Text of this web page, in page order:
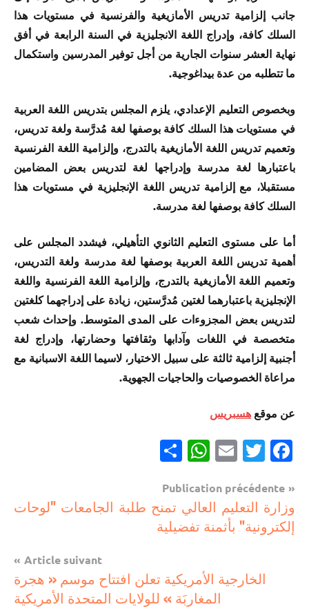
جانب إلزامية تدريس الأمازيغية والفرنسية في مستويات هذا
السلك كافة، وإدراج اللغة الانجليزية في السنة الرابعة في أفق
نهاية العشر سنوات الجارية من أجل توفير المدرسين واستكمال
ما تتطلبه من عدة بيداغوجية.
وبخصوص التعليم الإعدادي، يلزم المجلس بتدريس اللغة العربية
في مستويات هذا السلك كافة بوصفها لغة مُدرَّسة ولغة تدريس،
وتعميم تدريس اللغة الأمازيغية بالتدرج، وإلزامية اللغة الفرنسية
باعتبارها لغة مدرسة وإدراجها لغة لتدريس بعض المضامين
مستقبلا، مع إلزامية تدريس اللغة الإنجليزية في مستويات هذا
السلك كافة بوصفها لغة مدرسة.
أما على مستوى التعليم الثانوي التأهيلي، فيشدد المجلس على
أهمية تدريس اللغة العربية بوصفها لغة مدرسة ولغة التدريس،
وتعميم اللغة الأمازيغية بالتدرج، وإلزامية اللغة الفرنسية واللغة
الإنجليزية باعتبارهما لغتين مُدرَّستين، زيادة على إدراجهما كلغتين
لتدريس بعض المجزوءات على المدى المتوسط. وإحداث شعب
متخصصة في اللغات وآدابها وثقافتها وحضارتها، وإدراج لغة
أجنبية إلزامية ثالثة على سبيل الاختيار، لاسيما اللغة الاسبانية مع
مراعاة الخصوصيات والحاجيات الجهوية.
عن موقع هسبريس
Facebook
Twitter
Email
WhatsApp
مستجدات
تربوية
Navigation
de
l’article
Publication précédente
وزارة التعليم العالي تمنح طلبة الجامعات "لوحات
إلكترونية" بأثمنة تفضيلية
Article suivant
الخارجية الأمريكية تعلن افتتاح موسم « هجرة
المغاربَة » للولايات المتحدة الأمريكية